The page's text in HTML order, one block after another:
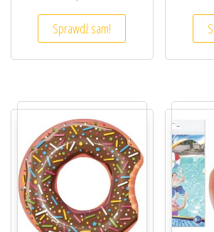
Sprawdź sam!